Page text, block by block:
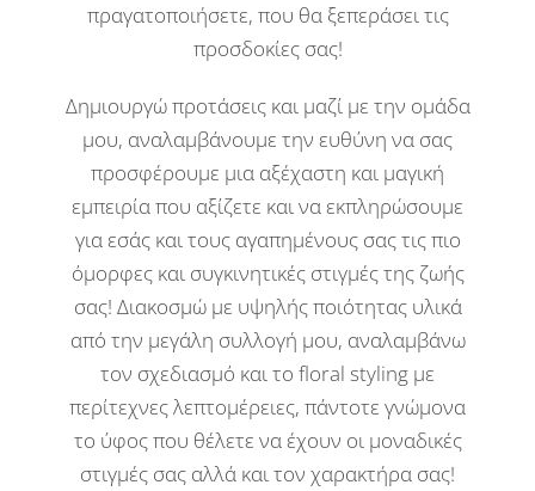
πραγατοποιήσετε, που θα ξεπεράσει τις
προσδοκίες σας!
Δημιουργώ προτάσεις και μαζί με την ομάδα
μου, αναλαμβάνουμε την ευθύνη να σας
προσφέρουμε μια αξέχαστη και μαγική
εμπειρία που αξίζετε και να εκπληρώσουμε
για εσάς και τους αγαπημένους σας τις πιο
όμορφες και συγκινητικές στιγμές της ζωής
σας! Διακοσμώ με υψηλής ποιότητας υλικά
από την μεγάλη συλλογή μου, αναλαμβάνω
τον σχεδιασμό και το floral styling με
περίτεχνες λεπτομέρειες, πάντοτε γνώμονα
το ύφος που θέλετε να έχουν οι μοναδικές
στιγμές σας αλλά και τον χαρακτήρα σας!